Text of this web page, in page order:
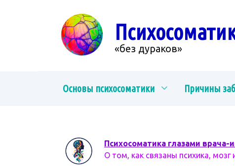
«без дураков»
Основы психосоматики Причины
Психосоматика глазами врача-
О том, как связаны психика, мозг